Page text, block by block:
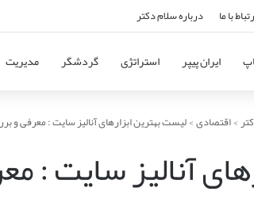
با ما درباره سلام دکتر
ایران پیپر استراتژی گردشگر مدیریت
>اقتصادی>لیست بهترین ابزارهای آنالیز سایت : معرفی و
آنالیز سایت :